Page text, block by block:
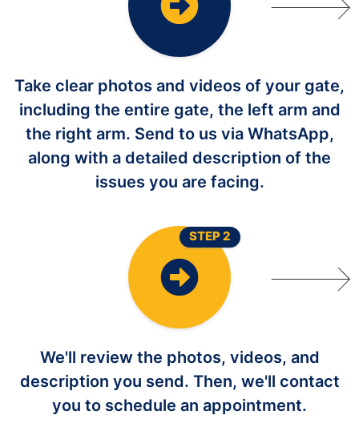
Take clear photos and videos of your gate,
including the entire gate, the left arm and
the right arm. Send to us via WhatsApp,
along with a detailed description of the
issues you are facing.
We'll review the photos, videos, and
description you send. Then, we'll contact
you to schedule an appointment.
STEP 2